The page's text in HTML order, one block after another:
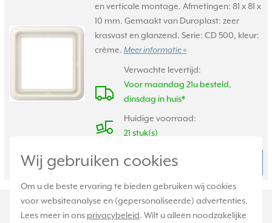
Wij gebruiken cookies
Om u de beste ervaring te bieden gebruiken wij cookies
voor websiteanalyse en (gepersonaliseerde) advertenties.
Lees meer in ons privacybeleid. Wilt u alleen noodzakelijke
en verticale montage. Afmetingen: 81 x 81 x
10 mm. Gemaakt van Duroplast: zeer
krasvast en glanzend. Serie: CD 500, kleur:
crème. Meer informatie »
Verwachte levertijd:
Voor maandag 21u besteld,
dinsdag in huis*
Huidige voorraad:
21 stuk(s)
5,95 +
-
Productomschrijving